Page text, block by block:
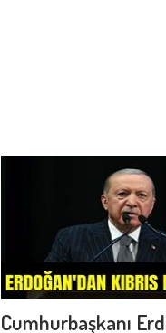
Cumhurbaşkanı